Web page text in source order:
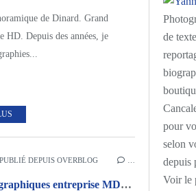
de Dinard. Grand
HD. Depuis des années, je
ENTREPRISE SAINT MALO
PUBLIÉ DEPUIS OVERBLOG
Mission photographiques entreprise MDO à l'Hermitage
de
pour
selon
depuis
Voir le